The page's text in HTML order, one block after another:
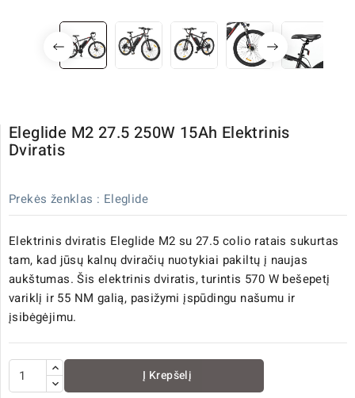
Eleglide M2 27.5 250W 15Ah Elektrinis
Dviratis
Prekės ženklas : Eleglide
Elektrinis dviratis Eleglide M2 su 27.5 colio ratais sukurtas
tam, kad jūsų kalnų dviračių nuotykiai pakiltų į naujas
aukštumas. Šis elektrinis dviratis, turintis 570 W bešepetį
variklį ir 55 NM galią, pasižymi įspūdingu našumu ir
įsibėgėjimu.
Į Krepšelį